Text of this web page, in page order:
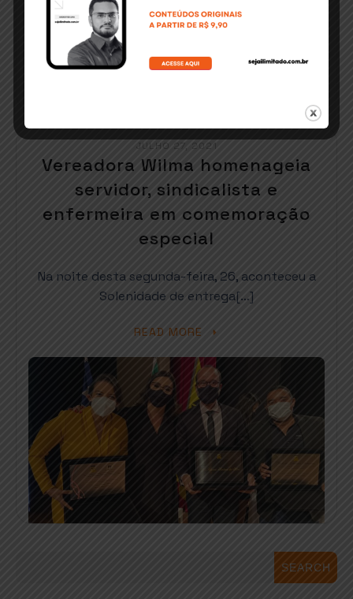
JULHO 27, 2021
Vereadora Wilma homenageia
servidor, sindicalista e
enfermeira em comemoração
especial
Na noite desta segunda-feira, 26, aconteceu a
Solenidade de entrega[…]
READ MORE
SEARCH